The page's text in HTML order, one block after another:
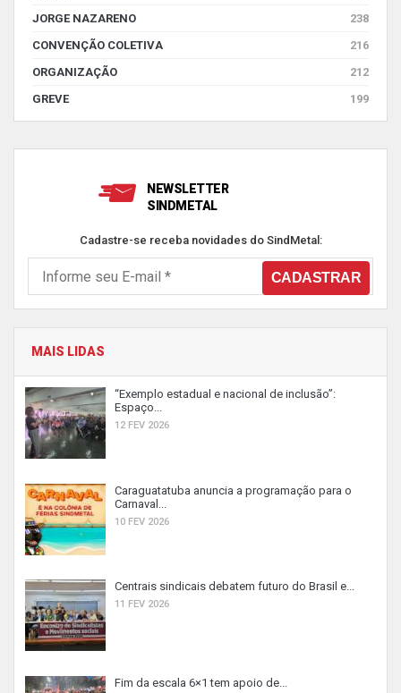
JORGE NAZARENO
238
CONVENÇÃO COLETIVA
216
ORGANIZAÇÃO
212
GREVE
199
NEWSLETTER
SINDMETAL
Cadastre-se receba novidades do SindMetal:
MAIS LIDAS
“Exemplo estadual e nacional de inclusão”:
Espaço...
12 FEV 2026
Caraguatatuba anuncia a programação para o
Carnaval...
10 FEV 2026
Centrais sindicais debatem futuro do Brasil e...
11 FEV 2026
Fim da escala 6×1 tem apoio de...